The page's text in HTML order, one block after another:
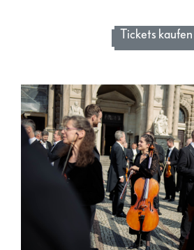
Tickets kaufen